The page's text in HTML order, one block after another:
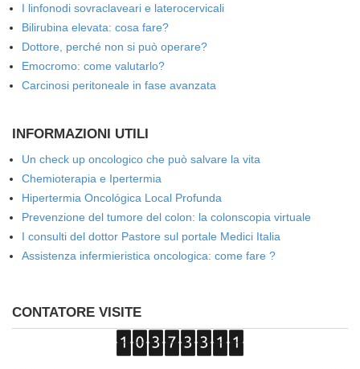
I linfonodi sovraclaveari e laterocervicali
Bilirubina elevata: cosa fare?
Dottore, perché non si può operare?
Emocromo: come valutarlo?
Carcinosi peritoneale in fase avanzata
INFORMAZIONI UTILI
Un check up oncologico che può salvare la vita
Chemioterapia e Ipertermia
Hipertermia Oncológica Local Profunda
Prevenzione del tumore del colon: la colonscopia virtuale
I consulti del dottor Pastore sul portale Medici Italia
Assistenza infermieristica oncologica: come fare ?
CONTATORE VISITE